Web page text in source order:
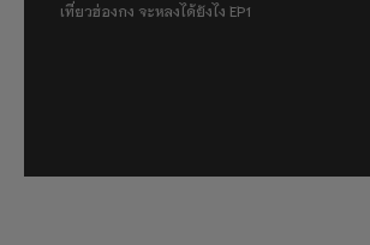
เที่ยวฮ่องกง จะหลงได้ยังไง EP1